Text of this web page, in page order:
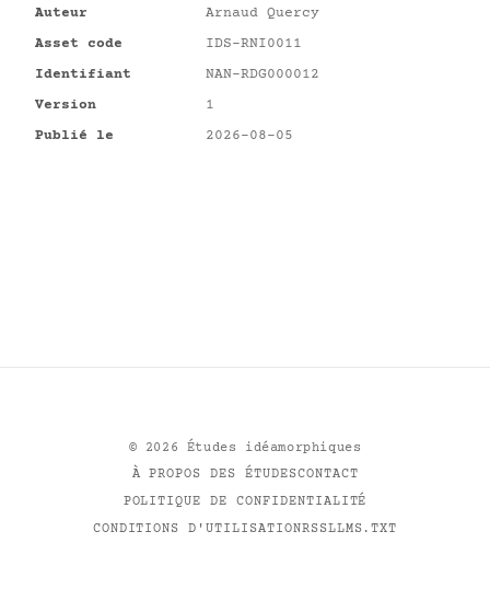
Auteur
Arnaud Quercy
Asset code
IDS-RNI0011
Identifiant
NAN-RDG000012
Version
1
Publié le
2026-08-05
© 2026 Études idéamorphiques
À PROPOS DES ÉTUDESCONTACT
POLITIQUE DE CONFIDENTIALITÉ
CONDITIONS D'UTILISATIONRSSLLMS.TXT